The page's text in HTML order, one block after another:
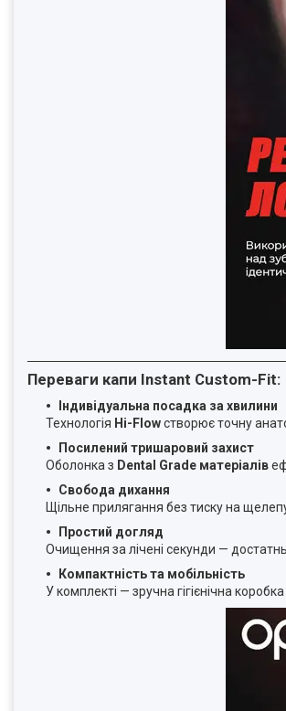
Переваги капи Instant Custom-Fit:
Індивідуальна посадка за хвилини
Технологія Hi-Flowстворює точну
Посилений тришаровий захист
Оболонка з Dental Grade матеріалів
Свобода дихання
Щільне прилягання без тиску на
Простий догляд
Очищення за лічені секунди —
Компактність та мобільність
У комплекті — зручна гігієнічна